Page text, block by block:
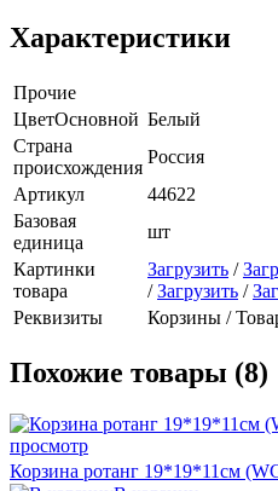
Характеристики
Прочие
ЦветОсновной Белый
Страна
происхождения
Россия
Артикул
44622
Базовая
единица
шт
Картинки
товара
Загрузить /
/Загрузить /
Реквизиты
Корзины /
Похожие товары (8)
просмотр
Корзина ротанг 19*19*11см